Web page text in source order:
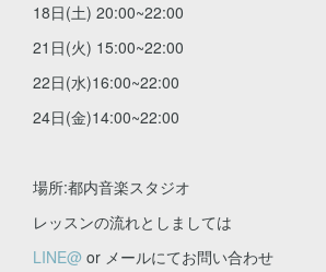
18日(土) 20:00~22:00
21日(火) 15:00~22:00
22日(水)16:00~22:00
24日(金)14:00~22:00
場所:都内音楽スタジオ
レッスンの流れとしましては
LINE@ or メールにてお問い合わせ